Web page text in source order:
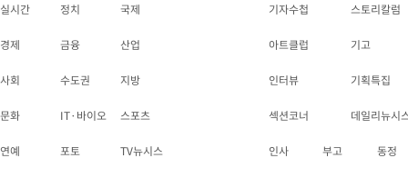
실시간 정치 국제
경제 금융 산업
사회 수도권 지방
문화 IT·바이오 스포츠
연예 포토 TV뉴시스
기자수첩 스토리칼럼
아트클럽 기고
인터뷰 기획특집
섹션코너 데일리뉴시
인사 부고 동정